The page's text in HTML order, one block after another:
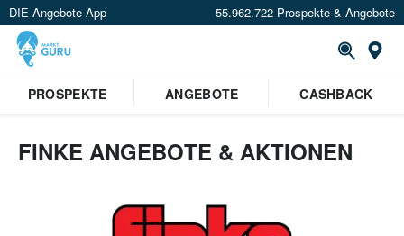
DIE Angebote App 55.962.722 Prospekte & Angebote
PROSPEKTE
ANGEBOTE CASHBACK
FINKE ANGEBOTE & AKTIONEN